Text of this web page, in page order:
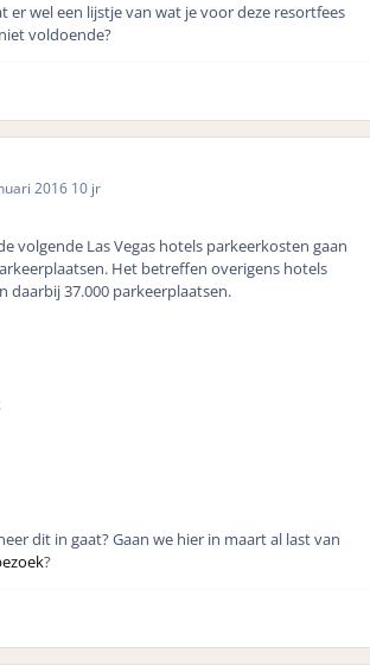
er wel een lijstje van wat je voor deze resortfees
voldoende?
2016 10 jr
volgende Las Vegas hotels parkeerkosten gaan
Het betreffen overigens hotels
daarbij 37.000 parkeerplaatsen.
dit in gaat? Gaan we hier in maart al last van
?